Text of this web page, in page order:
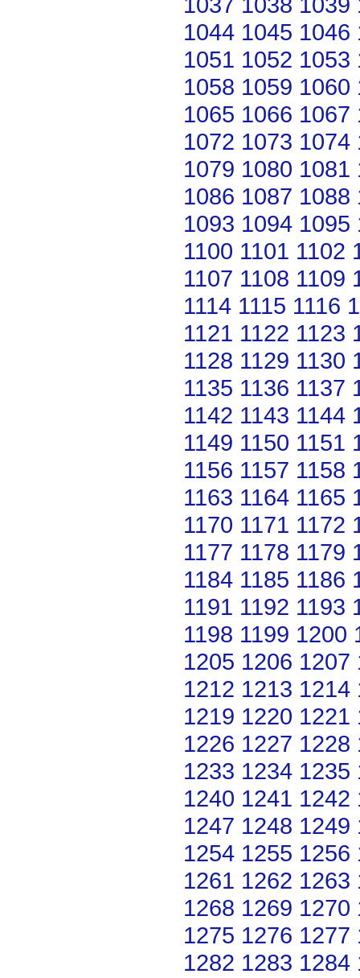
1044 1045 1046
1051 1052 1053
1058 1059 1060
1065 1066 1067
1072 1073 1074
1079 1080 1081
1086 1087 1088
1093 1094 1095
1100 1101 1102
1107 1108 1109
1114 1115 1116
1121 1122 1123
1128 1129 1130
1135 1136 1137
1142 1143 1144
1149 1150 1151
1156 1157 1158
1163 1164 1165
1170 1171 1172
1177 1178 1179
1184 1185 1186
1191 1192 1193
1198 1199 1200
1205 1206 1207
1212 1213 1214
1219 1220 1221
1226 1227 1228
1233 1234 1235
1240 1241 1242
1247 1248 1249
1254 1255 1256
1261 1262 1263
1268 1269 1270
1275 1276 1277
1282 1283 1284